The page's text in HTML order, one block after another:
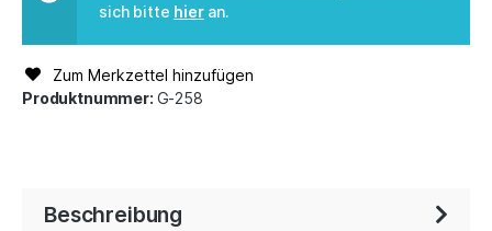
sich bitte hieran.
Zum Merkzettel hinzufügen
Produktnummer: G-258
Beschreibung